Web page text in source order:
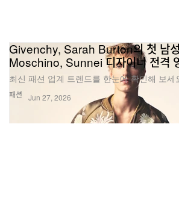
패션
Givenchy, Sarah Burton의 첫 남
Moschino, Sunnei 디자이너 전격
최신 패션 업계 트렌드를 한눈에 확인해 보세
Jun 27, 2026